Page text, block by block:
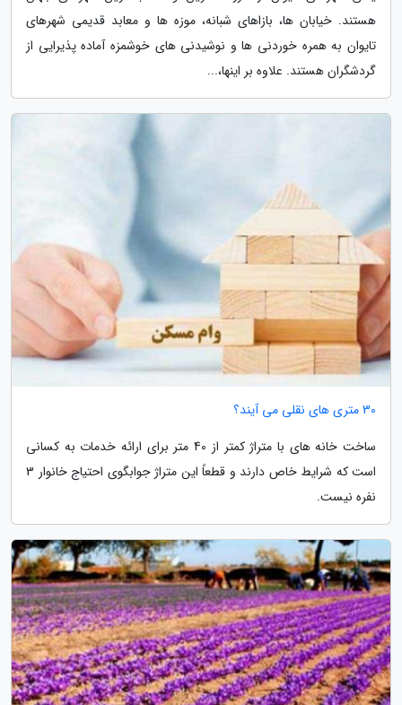
هستند. خیابان ها، بازاهای شبانه، موزه ها و معابد قدیمی شهرهای
تایوان به همره خوردنی ها و نوشیدنی های خوشمزه آماده پذیرایی از
گردشگران هستند. علاوه بر اینها،...
30 متری های نقلی می آیند؟
ساخت خانه های با متراژ کمتر از 40 متر برای ارائه خدمات به کسانی
است که شرایط خاص دارند و قطعاً این متراژ جوابگوی احتیاج خانوار 3
نفره نیست.